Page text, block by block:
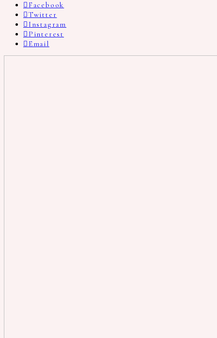
Facebook
Twitter
Instagram
Pinterest
Email